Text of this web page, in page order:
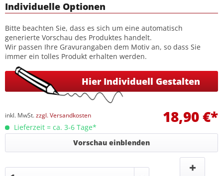
Individuelle Optionen
Bitte beachten Sie, dass es sich um eine automatisch
generierte Vorschau des Produktes handelt.
Wir passen Ihre Gravurangaben dem Motiv an, so dass Sie
immer ein tolles Produkt erhalten werden.
Hier Individuell Gestalten
18,90 €*
inkl. MwSt.zzgl. Versandkosten
Lieferzeit = ca. 3-6 Tage*
Vorschau einblenden
+